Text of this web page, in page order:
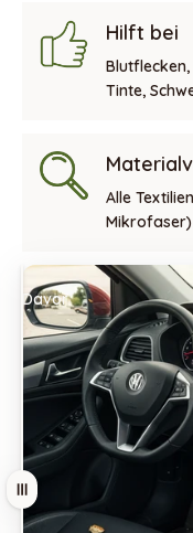
Hilft bei
Tinte,
Alle
Mikrofaser)
Davor
Danach
Ziehen